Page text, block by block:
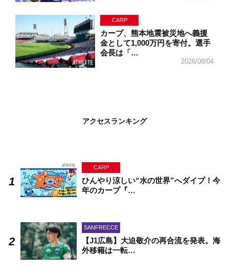
CARP
カープ、熊本地震被災地へ義援
金として1,000万円を寄付。選手
会長は「…
2026/08/04
アクセスランキング
CARP
ひんやり涼しい“水の世界”へダイブ！今
年のカープ『…
SANFRECCE
【J1広島】大迫敬介の再合流を発表。海
外移籍は一転…